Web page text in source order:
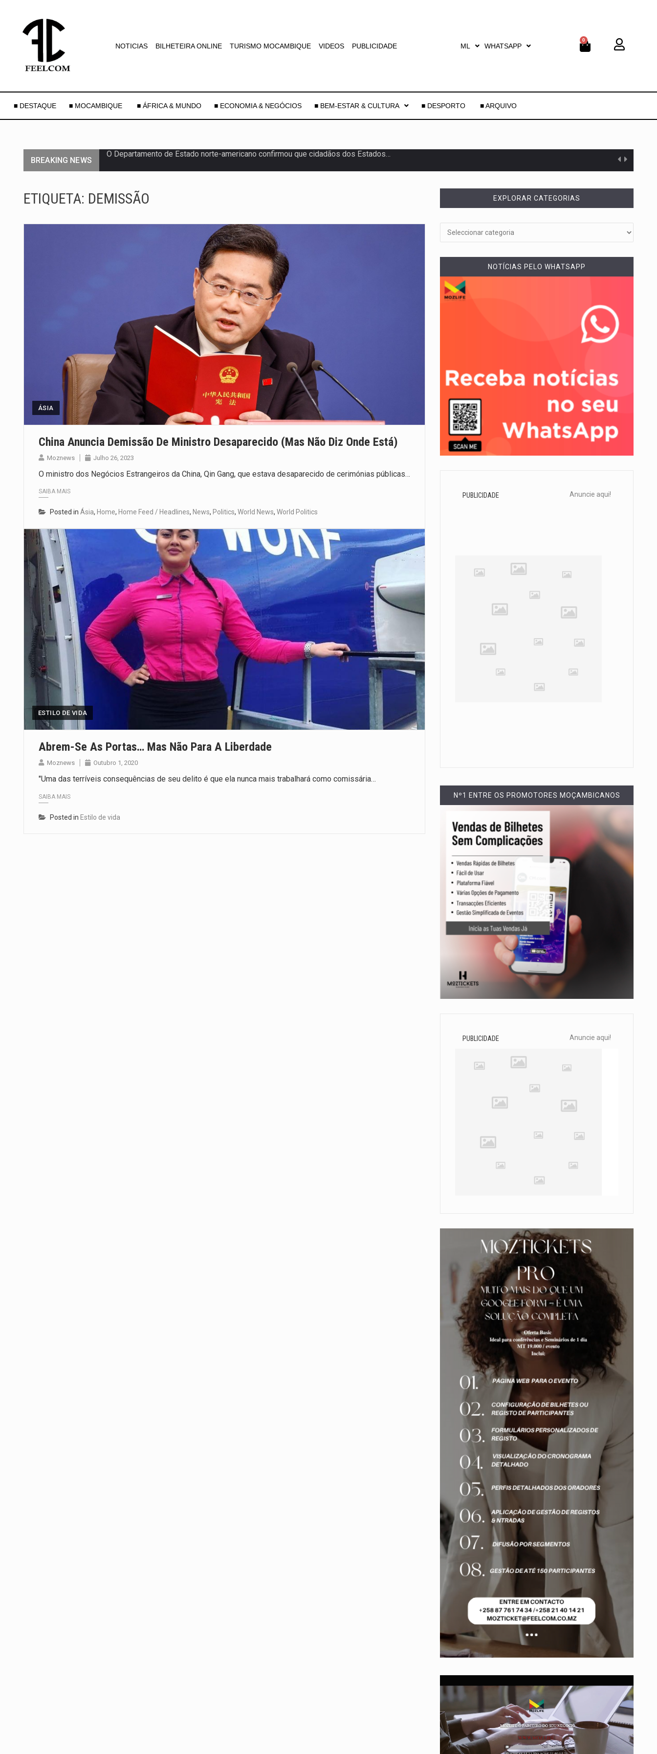
NOTICIAS BILHETEIRA ONLINE TURISMO MOCAMBIQUE VIDEOS PUBLICIDADE ML WHATSAPP
0
■ DESTAQUE ■ MOCAMBIQUE ■ ÁFRICA & MUNDO ■ ECONOMIA & NEGÓCIOS ■ BEM-ESTAR & CULTURA ■ DESPORTO ■ ARQUIVO
BREAKING NEWS A final coloca frente a frente duas equipas que chegaram…
Segundo as autoridades canadianas, mais de 200 incêndios florestais continuam…
De acordo com as autoridades de saúde da Faixa de…
Um dos casos mais graves envolveu a residência de Sam…
A cidade de Bunia, capital da província de Ituri, tornou-se…
O Senado dos Estados Unidos aprovou, no dia 7 de…
Legislação, renomeada em homenagem ao falecido senador Lindsey Graham, foi…
A nova legislação estabelece um prazo de 180 dias para…
O Departamento de Estado norte-americano confirmou que cidadãos dos Estados…
ETIQUETA: DEMISSÃO
ÁSIA
China Anuncia Demissão De Ministro Desaparecido (mas Não Diz Onde Está)
Moznews Julho 26, 2023
O ministro dos Negócios Estrangeiros da China, Qin Gang, que estava desaparecido de cerimónias públicas…
SAIBA MAIS
Posted in Ásia, Home, Home Feed / Headlines, News, Politics, World News, World Politics
ESTILO DE VIDA
Abrem-Se As Portas… Mas Não Para A Liberdade
Moznews Outubro 1, 2020
"Uma das terríveis consequências de seu delito é que ela nunca mais trabalhará como comissária…
SAIBA MAIS
Posted in Estilo de vida
EXPLORAR CATEGORIAS
NOTÍCIAS PELO WHATSAPP
PUBLICIDADE Anuncie aqui!
Nº1 ENTRE OS PROMOTORES MOÇAMBICANOS
PUBLICIDADE Anuncie aqui!